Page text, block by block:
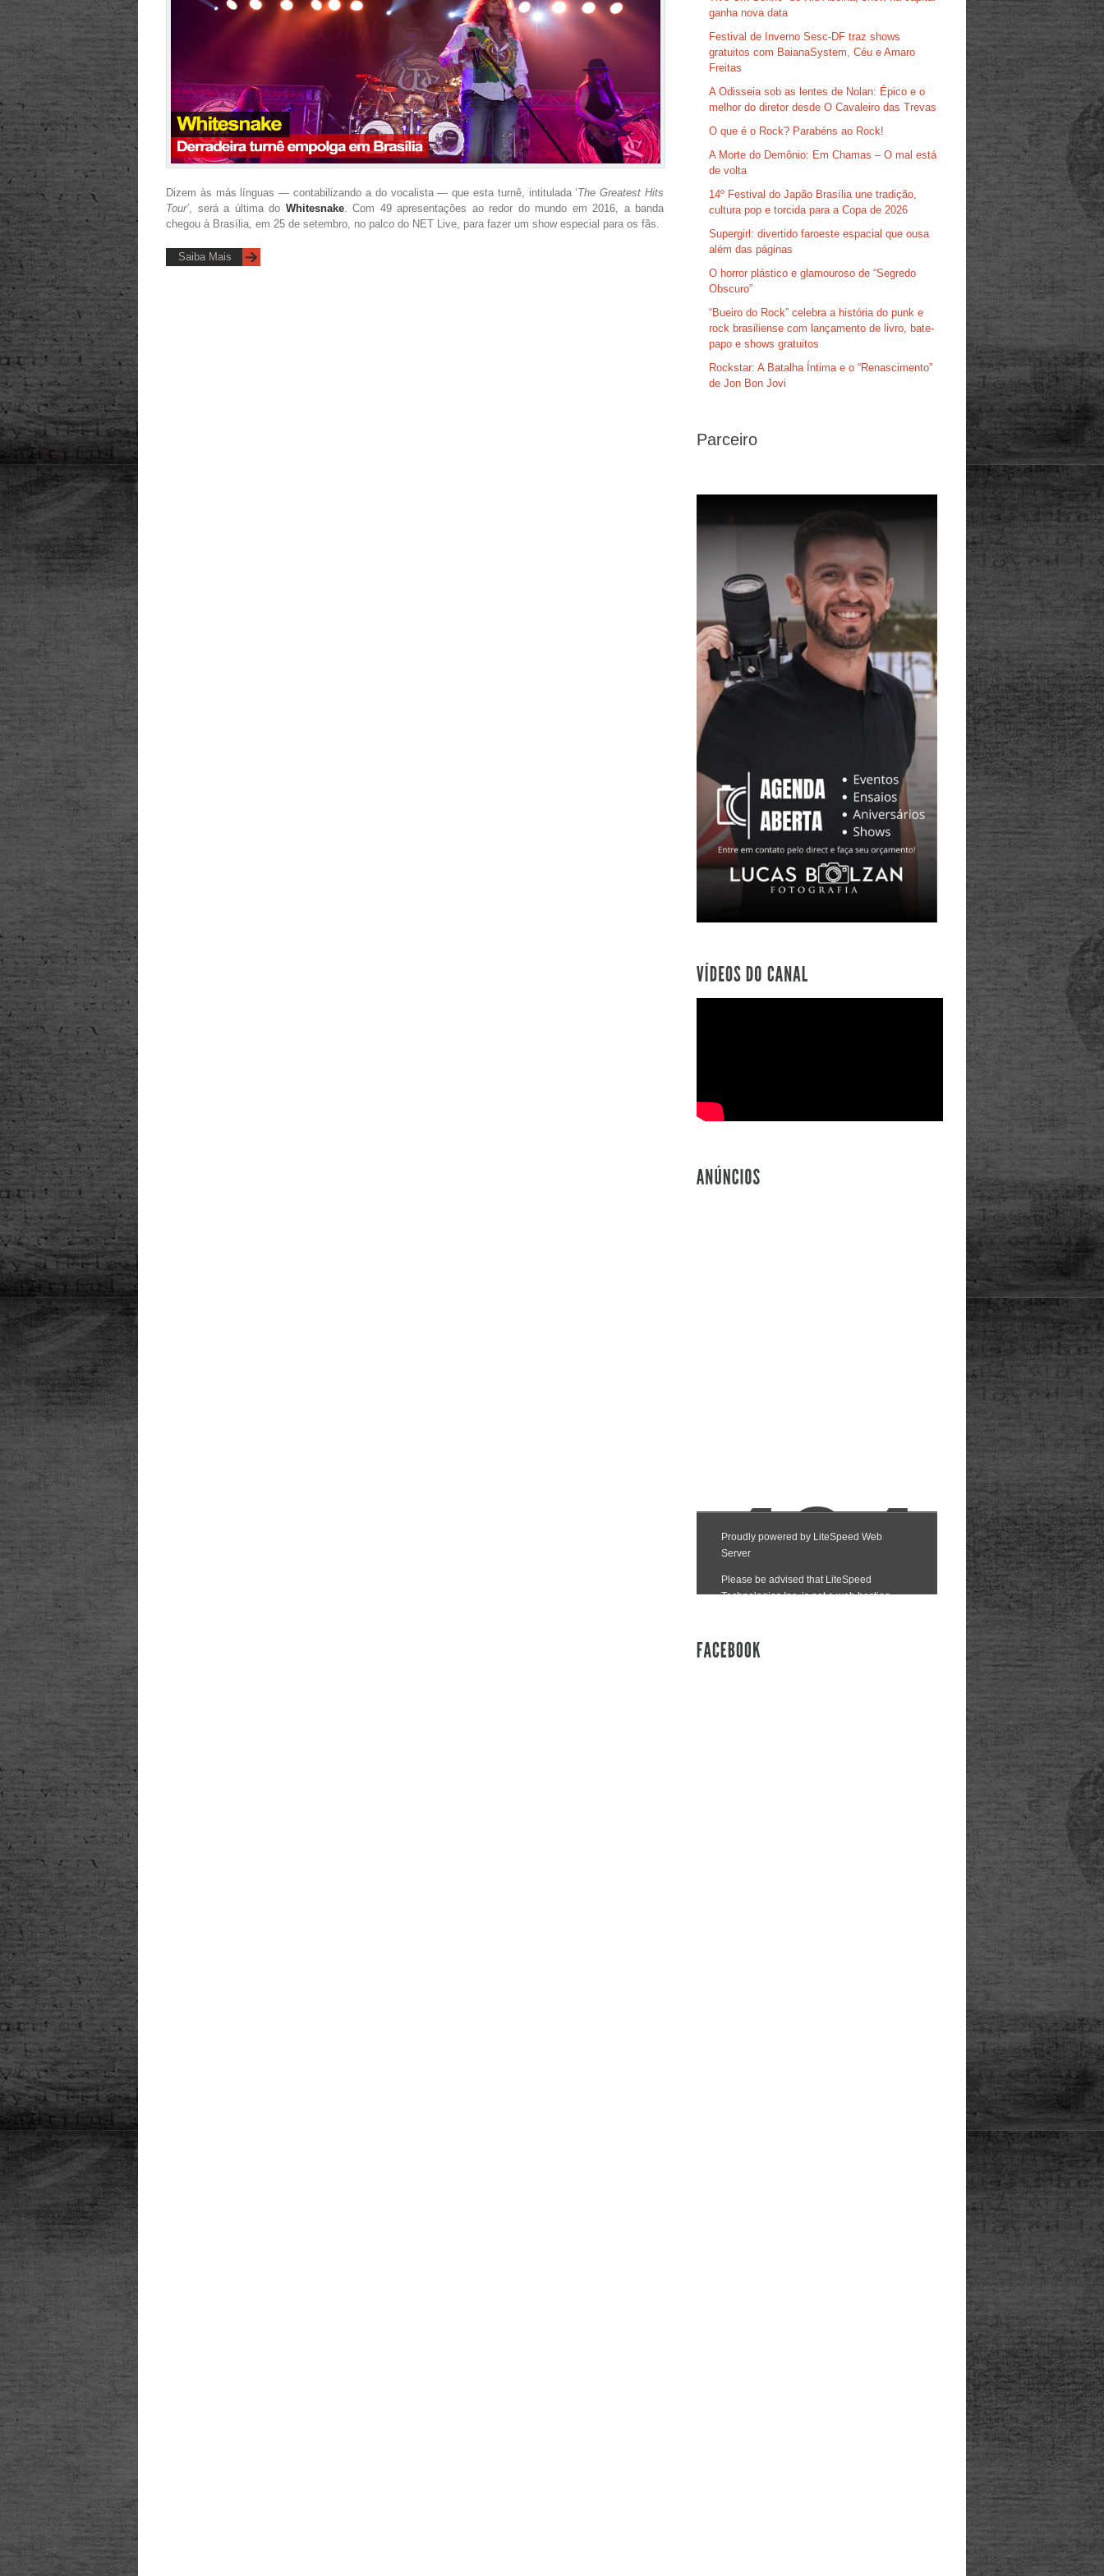
Dizem às más línguas — contabilizando a do vocalista — que esta turnê, intitulada ‘The Greatest Hits
Tour’, será a última do Whitesnake. Com 49 apresentações ao redor do mundo em 2016, a banda
chegou à Brasília, em 25 de setembro, no palco do NET Live, para fazer um show especial para os fãs.
Saiba Mais
ganha nova data
Festival de Inverno Sesc-DF traz shows
gratuitos com BaianaSystem, Céu e Amaro
Freitas
A Odisseia sob as lentes de Nolan: Épico e o
melhor do diretor desde O Cavaleiro das Trevas
O que é o Rock? Parabéns ao Rock!
A Morte do Demônio: Em Chamas – O mal está
de volta
14º Festival do Japão Brasília une tradição,
cultura pop e torcida para a Copa de 2026
Supergirl: divertido faroeste espacial que ousa
além das páginas
O horror plástico e glamouroso de “Segredo
Obscuro”
“Bueiro do Rock” celebra a história do punk e
rock brasiliense com lançamento de livro, bate-
papo e shows gratuitos
Rockstar: A Batalha Íntima e o “Renascimento”
de Jon Bon Jovi
Parceiro